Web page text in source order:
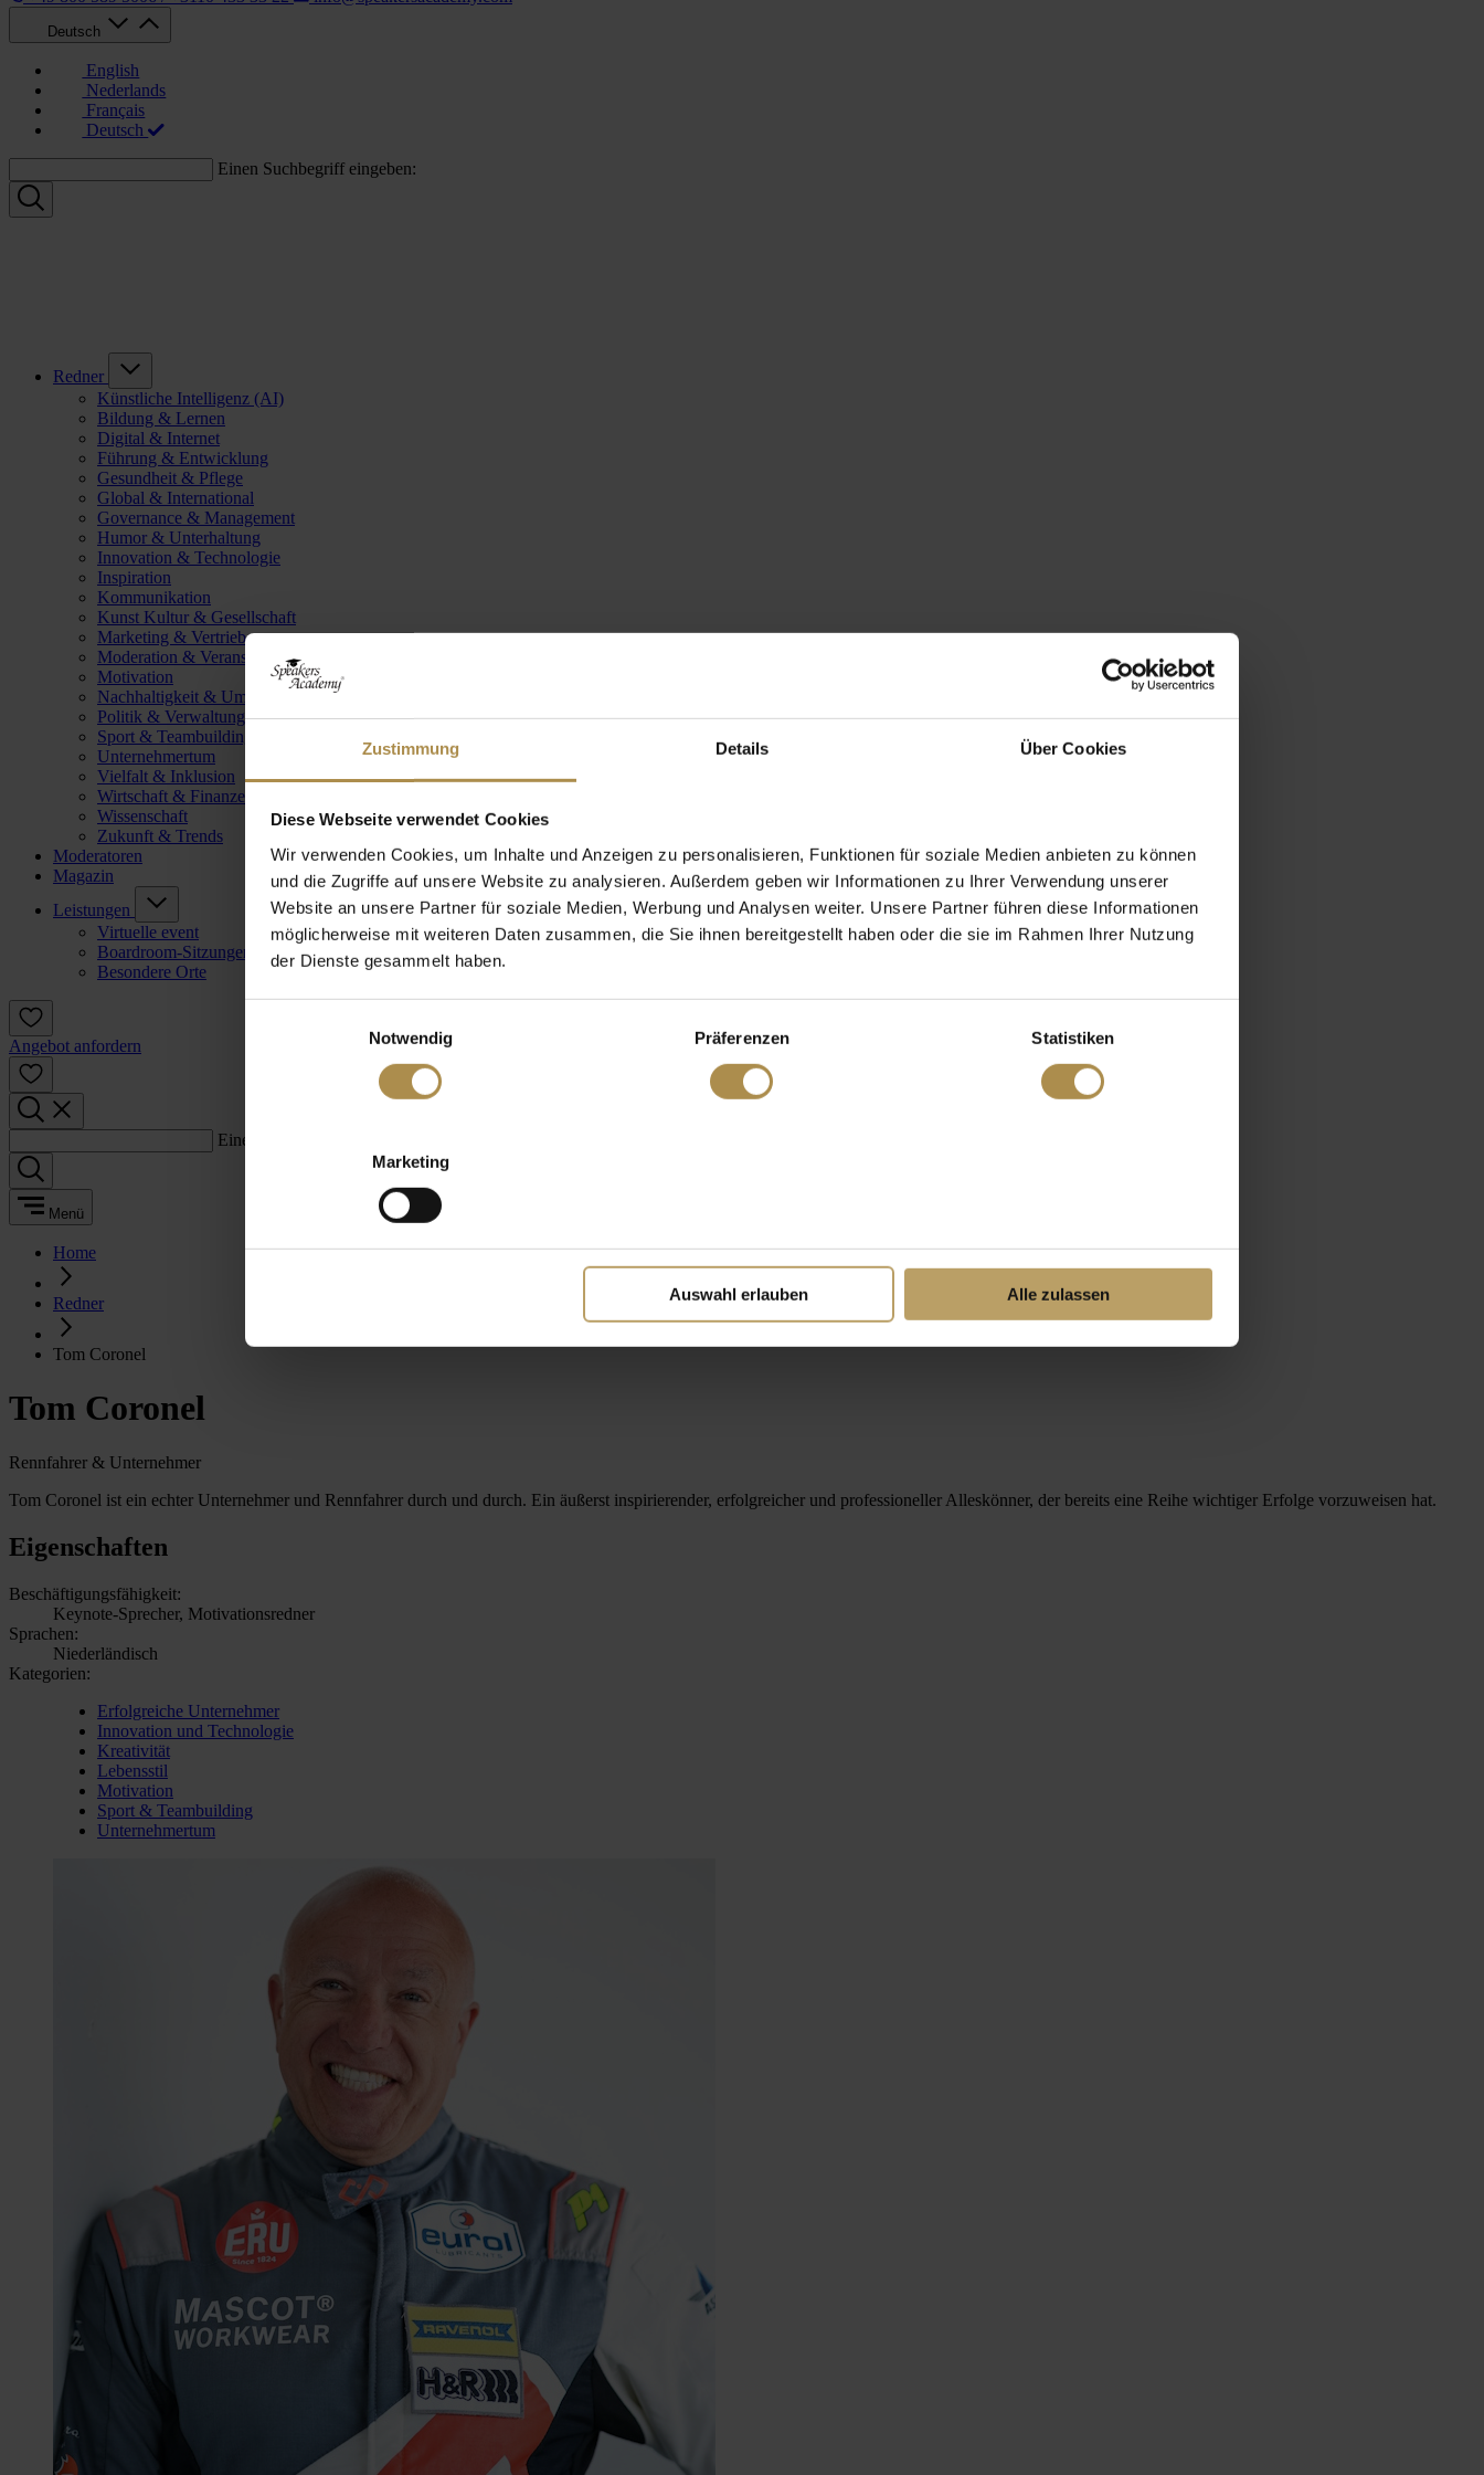
Zustimmung Details Über Cookies
Diese Webseite verwendet Cookies
Wir verwenden Cookies, um Inhalte und Anzeigen zu personalisieren, Funktionen für soziale Medien anbieten zu können
und die Zugriffe auf unsere Website zu analysieren. Außerdem geben wir Informationen zu Ihrer Verwendung unserer
Website an unsere Partner für soziale Medien, Werbung und Analysen weiter. Unsere Partner führen diese Informationen
möglicherweise mit weiteren Daten zusammen, die Sie ihnen bereitgestellt haben oder die sie im Rahmen Ihrer Nutzung
der Dienste gesammelt haben.
Notwendig
Präferenzen Statistiken
Marketing
Auswahl erlauben Alle zulassen
Deutsch
English
Nederlands
Français
Deutsch
Einen Suchbegriff eingeben:
Redner
Künstliche Intelligenz (AI)
Bildung & Lernen
Digital & Internet
Führung & Entwicklung
Gesundheit & Pflege
Global & International
Governance & Management
Humor & Unterhaltung
Innovation & Technologie
Inspiration
Kommunikation
Kunst Kultur & Gesellschaft
Marketing & Vertrieb
Moderation & Veranstaltungsleitung
Motivation
Nachhaltigkeit & Umwelt
Politik & Verwaltung
Sport & Teambuilding
Unternehmertum
Vielfalt & Inklusion
Wirtschaft & Finanzen
Wissenschaft
Zukunft & Trends
Moderatoren
Magazin
Leistungen
Virtuelle event
Boardroom-Sitzungen
Besondere Orte
Angebot anfordern
Einen Suchbegriff eingeben:
Menü
Home
Redner
Tom Coronel
Tom Coronel
Rennfahrer & Unternehmer
Tom Coronel ist ein echter Unternehmer und Rennfahrer durch und durch. Ein äußerst inspirierender, erfolgreicher und professioneller Alleskönner, der bereits eine Reihe wichtiger Erfolge vorzuweisen hat.
Eigenschaften
Beschäftigungsfähigkeit:
Keynote-Sprecher, Motivationsredner
Sprachen:
Niederländisch
Kategorien:
Erfolgreiche Unternehmer
Innovation und Technologie
Kreativität
Lebensstil
Motivation
Sport & Teambuilding
Unternehmertum